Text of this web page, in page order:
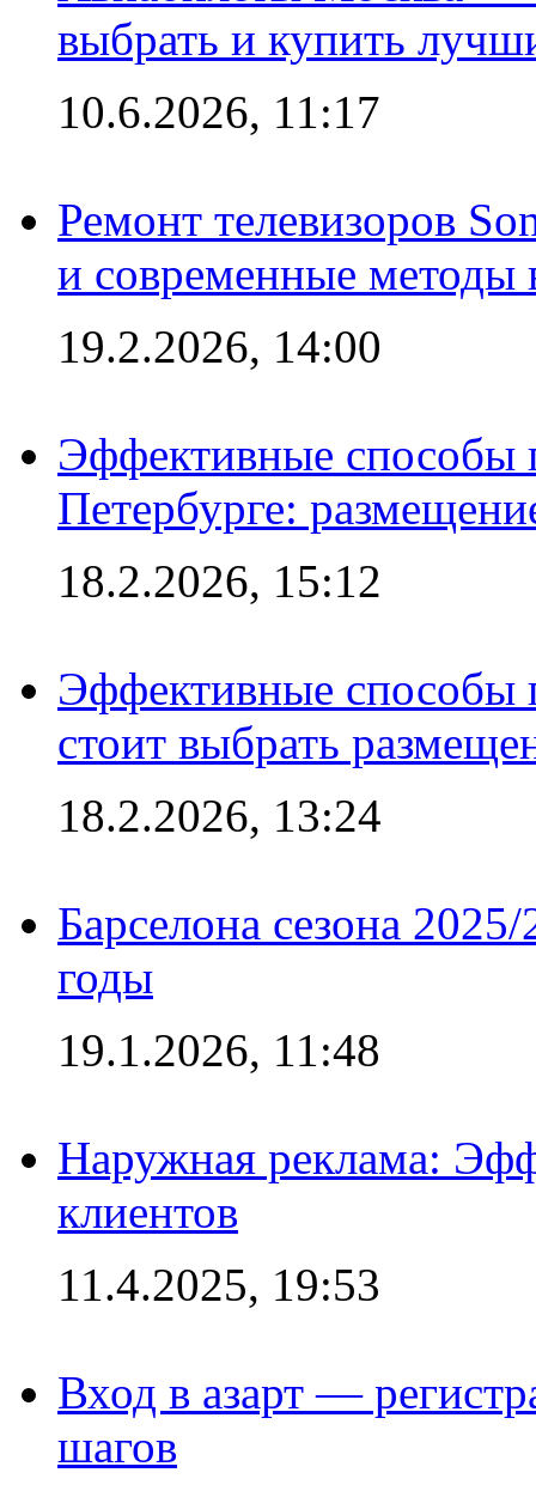
выбрать и купить
10.6.2026, 11:17
Ремонт телевизоров
и современные методы
19.2.2026, 14:00
Эффективные способы
Петербурге:
18.2.2026, 15:12
Эффективные способы
стоит выбрать
18.2.2026, 13:24
Барселона сезона
годы
19.1.2026, 11:48
Наружная реклама:
клиентов
11.4.2025, 19:53
Вход в азарт —
шагов